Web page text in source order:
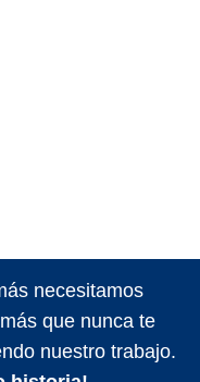
necesitamos
que nunca te
nuestro trabajo.